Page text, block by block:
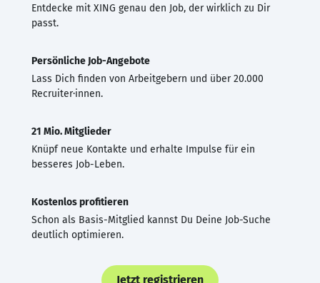
Entdecke mit XING genau den Job, der wirklich zu Dir
passt.
Persönliche Job-Angebote
Lass Dich finden von Arbeitgebern und über 20.000
Recruiter·innen.
21 Mio. Mitglieder
Knüpf neue Kontakte und erhalte Impulse für ein
besseres Job-Leben.
Kostenlos profitieren
Schon als Basis-Mitglied kannst Du Deine Job-Suche
deutlich optimieren.
Jetzt registrieren